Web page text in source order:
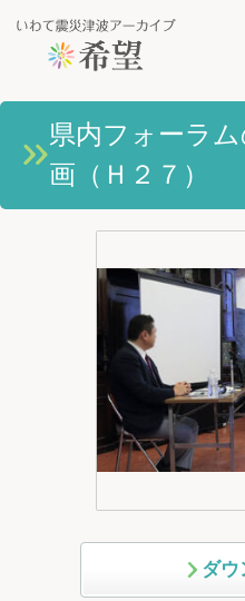
いわて震災津波アーカイブとは
岩手県の被害状況
ピックアップコンテンツ
Foreign Laguage
県内フォーラ
画（Ｈ２７）
ダウ